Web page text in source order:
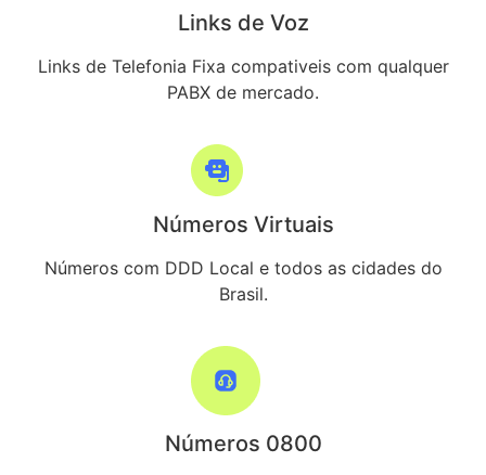
Links de Voz
Links de Telefonia Fixa compativeis com qualquer
PABX de mercado.
Números Virtuais
Números com DDD Local e todos as cidades do
Brasil.
Números 0800